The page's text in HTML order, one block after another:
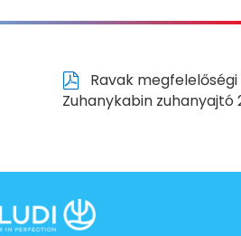
Ravak megfelelőségi nyilatkozat
Zuhanykabin zuhanyajtó